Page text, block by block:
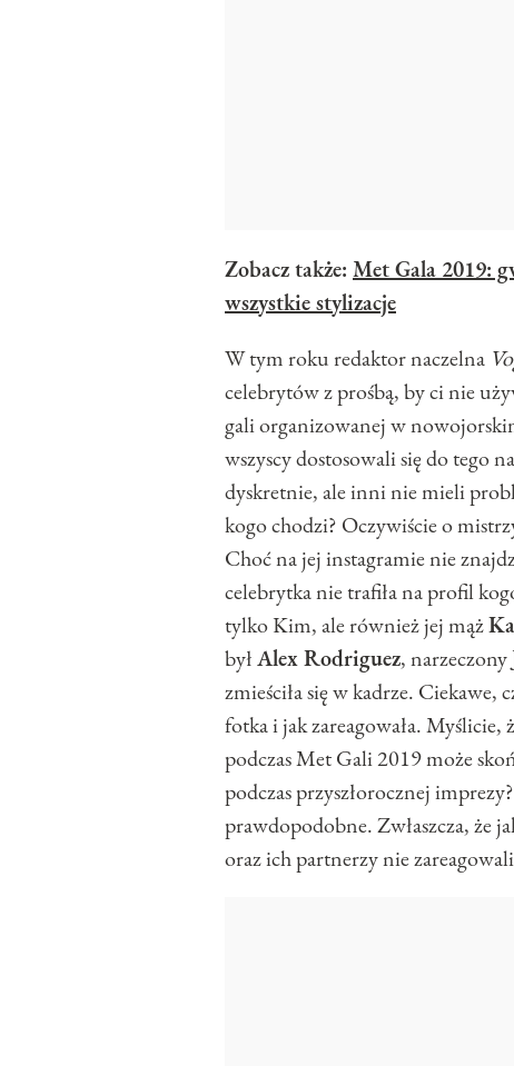
Zobacz także: Met Gala 2019:
wszystkie stylizacje
W tym roku redaktor naczelna
celebrytów z prośbą, by ci nie
gali organizowanej w
wszyscy dostosowali się do tego
dyskretnie, ale inni nie mieli
kogo chodzi? Oczywiście o
Choć na jej instagramie nie
celebrytka nie trafiła na profil
tylko Kim, ale również jej mąż
byłAlex Rodriguez, narzeczony
zmieściła się w kadrze.
fotka i jak zareagowała. Myślicie,
podczas Met Gali 2019 może
podczas przyszłorocznej
prawdopodobne. Zwłaszcza, że
oraz ich partnerzy nie